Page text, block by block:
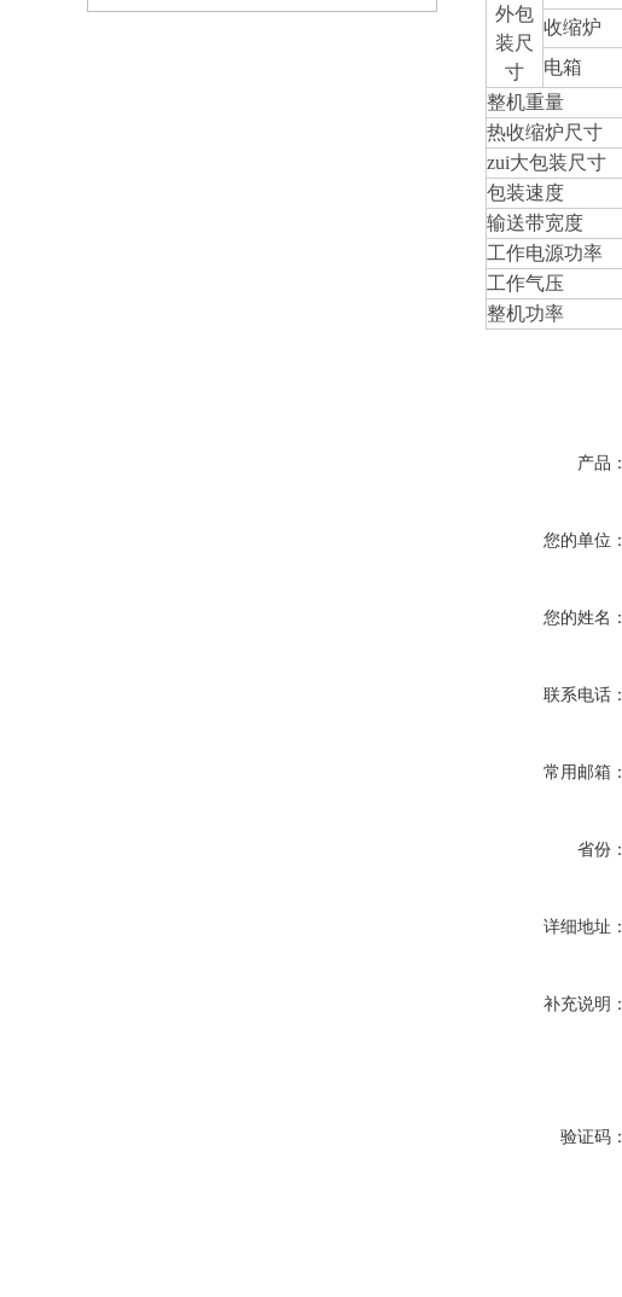
外包
装尺
寸
收缩炉
电箱
整机重量
热收缩炉尺寸
zui大包装尺寸
包装速度
输送带宽度
工作电源功率
工作气压
整机功率
产品：
您的单位：
您的姓名：
联系电话：
常用邮箱：
省份：
详细地址：
补充说明：
验证码：